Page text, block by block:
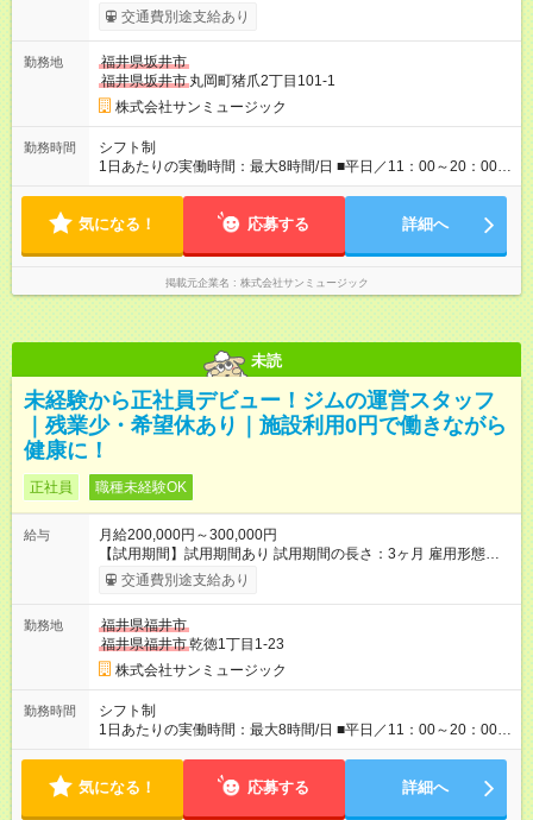
給与は本採用時と同じです。
交通費別途支給あり
勤務地
福井県坂井市
福井県坂井市 丸岡町猪爪2丁目101-1
株式会社サンミュージック
勤務時間
シフト制
1日あたりの実働時間：最大8時間/日 ■平日／11：00～20：00 ■
土日祝／10：00～19：00
気になる！ 応募する 詳細へ
掲載元企業名 株式会社サンミュージック
未読
未経験から正社員デビュー！ジムの運営スタッフ
｜残業少・希望休あり｜施設利用0円で働きながら
健康に！
正社員 職種未経験OK
給与
月給200,000円～300,000円
【試用期間】試用期間あり 試用期間の長さ：3ヶ月 雇用形態、
給与は本採用時と同じです。
交通費別途支給あり
勤務地
福井県福井市
福井県福井市乾徳1丁目1-23
株式会社サンミュージック
勤務時間
シフト制
1日あたりの実働時間：最大8時間/日 ■平日／11：00～20：00 ■
土日祝／10：00～19：00
気になる！ 応募する 詳細へ